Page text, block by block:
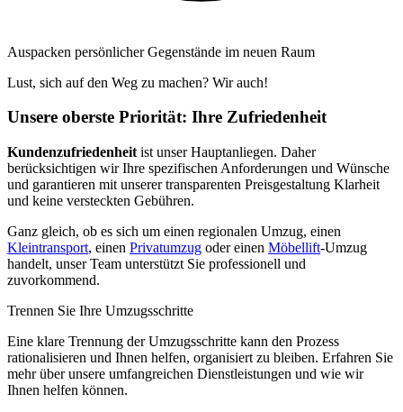
Auspacken persönlicher Gegenstände im neuen Raum
Lust, sich auf den Weg zu machen? Wir auch!
Unsere oberste Priorität: Ihre Zufriedenheit
Kundenzufriedenheit ist unser Hauptanliegen. Daher
berücksichtigen wir Ihre spezifischen Anforderungen und Wünsche
und garantieren mit unserer transparenten Preisgestaltung Klarheit
und keine versteckten Gebühren.
Ganz gleich, ob es sich um einen regionalen Umzug, einen
Kleintransport, einen Privatumzug oder einen Möbellift-Umzug
handelt, unser Team unterstützt Sie professionell und
zuvorkommend.
Trennen Sie Ihre Umzugsschritte
Eine klare Trennung der Umzugsschritte kann den Prozess
rationalisieren und Ihnen helfen, organisiert zu bleiben. Erfahren Sie
mehr über unsere umfangreichen Dienstleistungen und wie wir
Ihnen helfen können.